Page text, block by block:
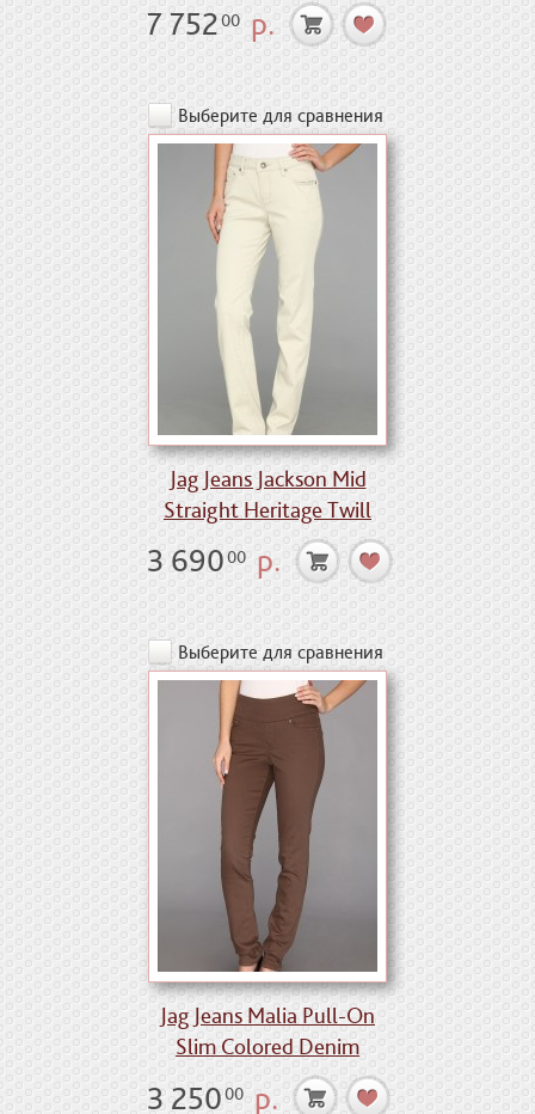
7 75200 р.
Выберите для сравнения
Jag Jeans Jackson Mid
Straight Heritage Twill
3 69000 р.
Выберите для сравнения
Jag Jeans Malia Pull-On
Slim Colored Denim
3 25000р.